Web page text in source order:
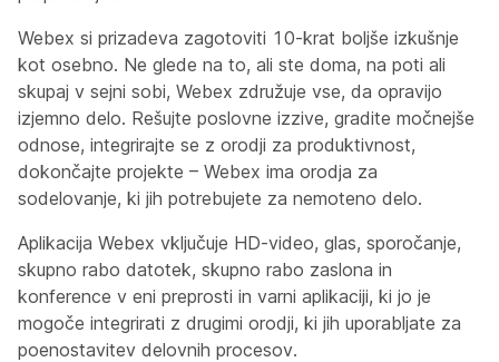
Webex si prizadeva zagotoviti 10-krat boljše izkušnje
kot osebno. Ne glede na to, ali ste doma, na poti ali
skupaj v sejni sobi, Webex združuje vse, da opravijo
izjemno delo. Rešujte poslovne izzive, gradite močnejše
odnose, integrirajte se z orodji za produktivnost,
dokončajte projekte – Webex ima orodja za
sodelovanje, ki jih potrebujete za nemoteno delo.
Aplikacija Webex vključuje HD-video, glas, sporočanje,
skupno rabo datotek, skupno rabo zaslona in
konference v eni preprosti in varni aplikaciji, ki jo je
mogoče integrirati z drugimi orodji, ki jih uporabljate za
poenostavitev delovnih procesov.